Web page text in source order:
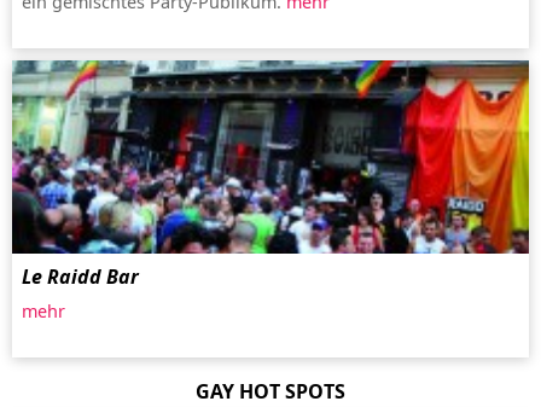
Le Raidd Bar
mehr
GAY HOT SPOTS